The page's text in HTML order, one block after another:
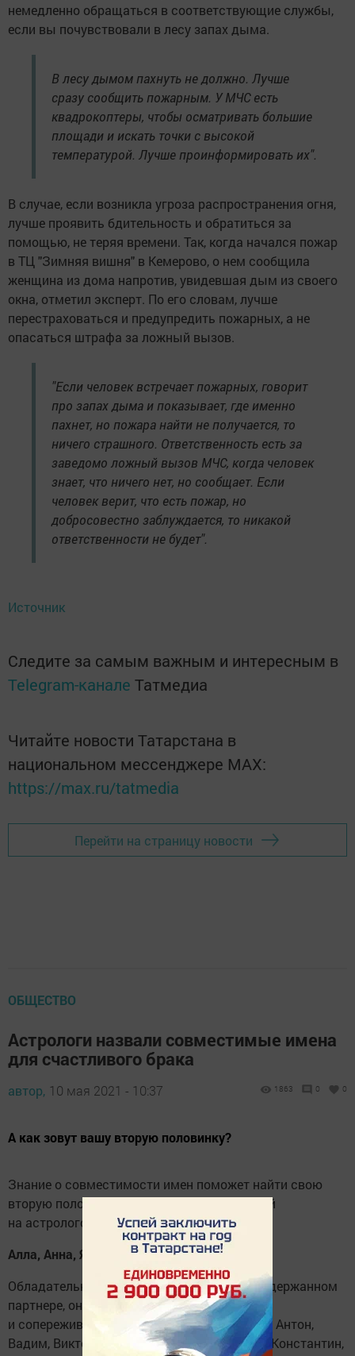
немедленно обращаться в соответствующие службы,
если вы почувствовали в лесу запах дыма.
В лесу дымом пахнуть не должно. Лучше
сразу сообщить пожарным. У МЧС есть
квадрокоптеры, чтобы осматривать большие
площади и искать точки с высокой
температурой. Лучше проинформировать их".
В случае, если возникла угроза распространения огня,
лучше проявить бдительность и обратиться за
помощью, не теряя времени. Так, когда начался пожар
в ТЦ "Зимняя вишня" в Кемерово, о нем сообщила
женщина из дома напротив, увидевшая дым из своего
окна, отметил эксперт. По его словам, лучше
перестраховаться и предупредить пожарных, а не
опасаться штрафа за ложный вызов.
"Если человек встречает пожарных, говорит
про запах дыма и показывает, где именно
пахнет, но пожара найти не получается, то
ничего страшного. Ответственность есть за
заведомо ложный вызов МЧС, когда человек
знает, что ничего нет, но сообщает. Если
человек верит, что есть пожар, но
добросовестно заблуждается, то никакой
ответственности не будет".
Источник
Следите за самым важным и интересным в
Telegram-канале Татмедиа
Читайте новости Татарстана в
национальном мессенджере MАХ:
https://max.ru/tatmedia
Перейти на страницу новости
ОБЩЕСТВО
Астрологи назвали совместимые имена
для счастливого брака
автор, 10 мая 2021 - 10:37 1863 0 0
А как зовут вашу вторую половинку?
Знание о совместимости имен поможет найти свою
вторую половинку, пишет
со ссылкой
на астрологов.
Алла, Анна, Яна, Жанна
Обладательницы этих имен нуждаются в сдержанном
партнере, они умеют глубоко чувствовать
и сопереживать. Больше всего им подойдет Антон,
Вадим, Виктор, Анатолий, Владимир, Игорь, Константин,